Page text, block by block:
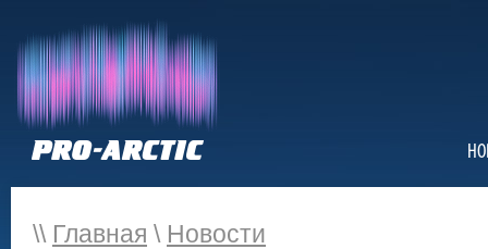
\\ Главная \ Новости